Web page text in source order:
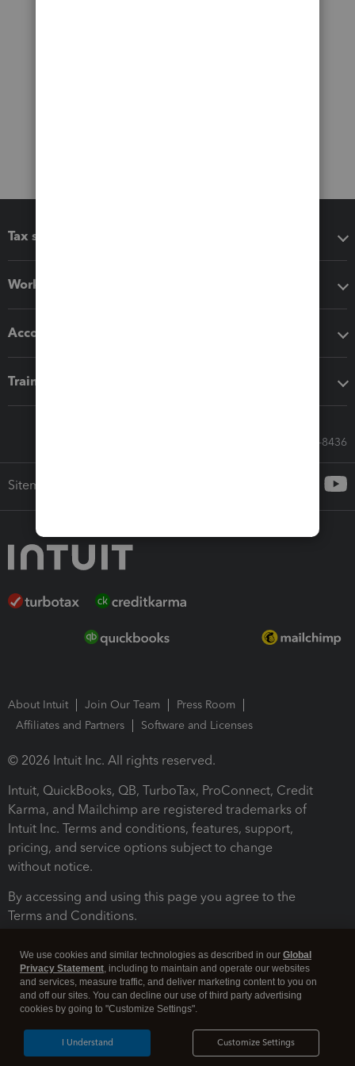
Tax software
Workflow add-ons
Accounting solutions
Training & support
Call Sales: 833-564-8436
Sitemap
About Intuit Join Our Team
Press Room
Affiliates and Partners
Software and Licenses
© 2026 Intuit Inc. All rights reserved.
Intuit, QuickBooks, QB, TurboTax, ProConnect, Credit
Karma, and Mailchimp are registered trademarks of
Intuit Inc. Terms and conditions, features, support,
pricing, and service options subject to change
without notice.
By accessing and using this page you agree to the
Terms and Conditions.
Legal Security
We use cookies and similar technologies as described in our Global
Privacy Statement, including to maintain and operate our websites
and services, measure traffic, and deliver marketing content to you on
and off our sites. You can decline our use of third party advertising
cookies by going to "Customize Settings".
Customize Settings
I Understand